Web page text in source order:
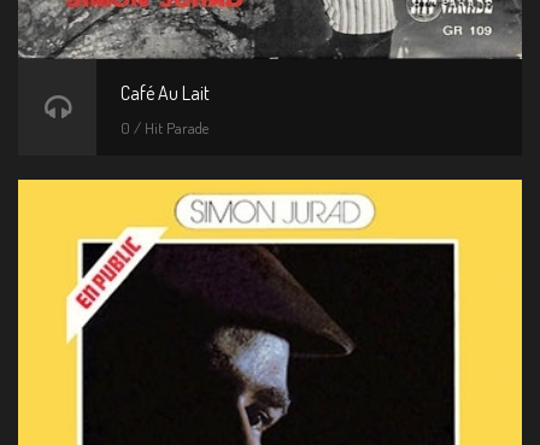
Café Au Lait
0 / Hit Parade